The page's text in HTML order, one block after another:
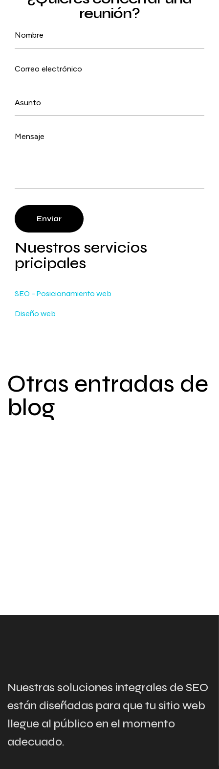
reunión?
Enviar
Nuestros servicios
pricipales
SEO – Posicionamiento web
Diseño web
Otras entradas de
blog
Nuestras soluciones integrales de SEO
están diseñadas para que tu sitio web
llegue al público en el momento
adecuado.